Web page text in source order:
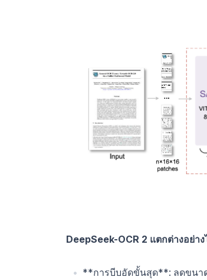
DeepSeek-OCR 2 แตกต่างอย่าง
**การบีบอัดขั้นสุด**: ลดขนาด